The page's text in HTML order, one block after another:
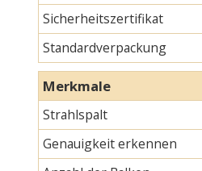
Sicherheitszertifikat
Standardverpackung
Merkmale
Strahlspalt
Genauigkeit erkennen